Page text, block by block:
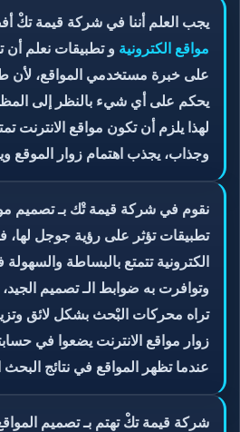
يجب العلم أننا في شركة قيمة تكْ
مواقع الكترونية و تطبيقات نعلم أن
على خبرة مستخدمي المواقع، لأن
يحكم على أي شيء بالنظر إلى
لهذا يلزم أن تكون مواقع الانترنت
وجذاب، يجذب اهتمام زوار الموقع
نقوم في شركة قيمة تْك بـ تصميم
تطبيقات تؤثر على رؤية جوجل لها،
الكترونية تتمتع بالبساطة
وتوافرت به ضوابط الـ تصميم
تراه محركات البْحث بشكل لائق
زوار مواقع الانترنت يضعوا في
عندما تظهر المواقع في نتائج البحث
شركة قيمة تكْ تهتم بـ تصميم المواقع